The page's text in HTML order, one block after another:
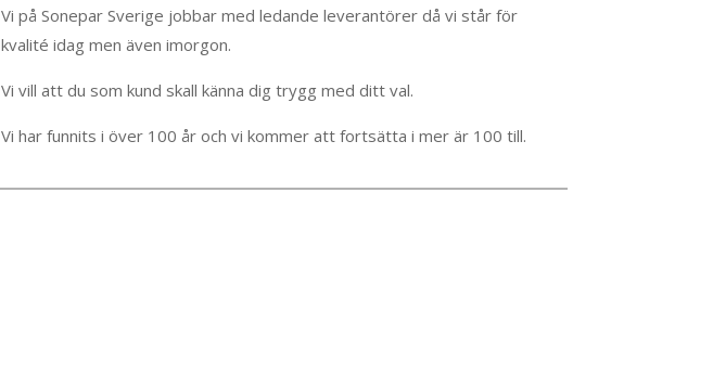
Vi på Sonepar Sverige jobbar med ledande leverantörer då vi står för
kvalité idag men även imorgon.
Vi vill att du som kund skall känna dig trygg med ditt val.
Vi har funnits i över 100 år och vi kommer att fortsätta i mer är 100 till.